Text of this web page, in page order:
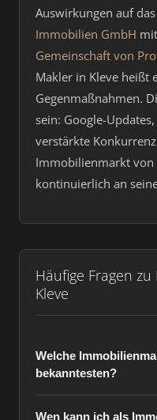
Auswirkungen auf
Immobilien GmbH
Gemeinschaft von
Makler in Kleve heißt
Gegenmaßnahmen.
sein: Google-
verstärkte
Immobilienmarkt von
kontinuierlich an
Häufige Fragen
Kleve
Welche
bekanntesten?
Wen kann ich als